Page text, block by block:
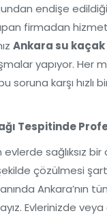
endişe
firmadan hizmet
Ankara su
yapıyor. Her
soruna karşı hızlı
Tespitinde
evlerde sağlıksız
çözülmesi
Ankara’nın
Evlerinizde